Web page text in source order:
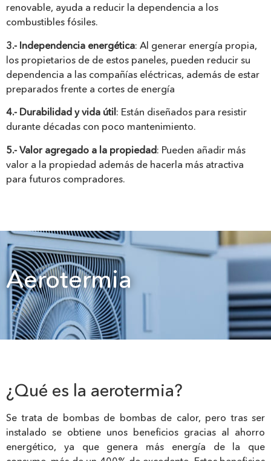
renovable, ayuda a reducir la dependencia a los
combustibles fósiles.
3.- Independencia energética: Al generar energía propia,
los propietarios de de estos paneles, pueden reducir su
dependencia a las compañías eléctricas, además de estar
preparados frente a cortes de energía
4.- Durabilidad y vida útil: Están diseñados para resistir
durante décadas con poco mantenimiento.
5.- Valor agregado a la propiedad: Pueden añadir más
valor a la propiedad además de hacerla más atractiva
para futuros compradores.
Aerotermia
¿Qué es la aerotermia?
Se trata de bombas de bombas de calor, pero tras ser
instalado se obtiene unos beneficios gracias al ahorro
energético, ya que genera más energía de la que